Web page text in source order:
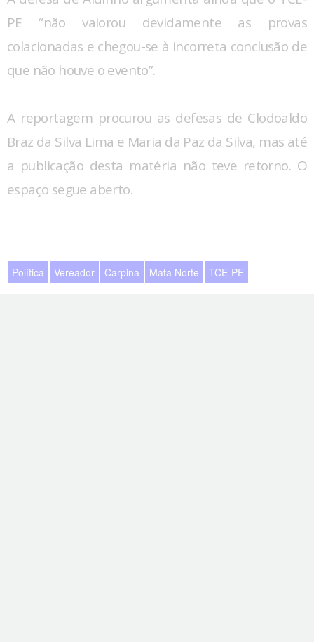
PE “não valorou devidamente as provas
colacionadas e chegou-se à incorreta conclusão de
que não houve o evento”.
A reportagem procurou as defesas de Clodoaldo
Braz da Silva Lima e Maria da Paz da Silva, mas até
a publicação desta matéria não teve retorno. O
espaço segue aberto.
Política Vereador Carpina Mata Norte TCE-PE